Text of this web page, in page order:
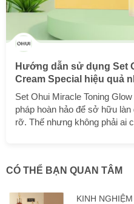
Hướng dẫn sử dụng Set
Cream Special hiệu quả
Set Ohui Miracle Toning
pháp hoàn hảo để sở hữu
rỡ. Thế nhưng không phải ai
Glow Cream Special Là dòng
Glow Cream Special hứa
CÓ THỂ BẠN QUAN TÂM
KINH